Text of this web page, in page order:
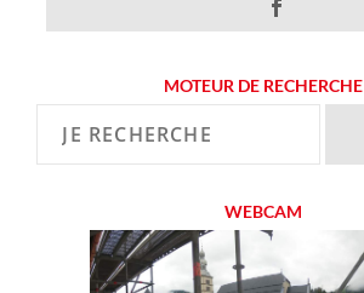
MOTEUR DE RECHERCHE
WEBCAM